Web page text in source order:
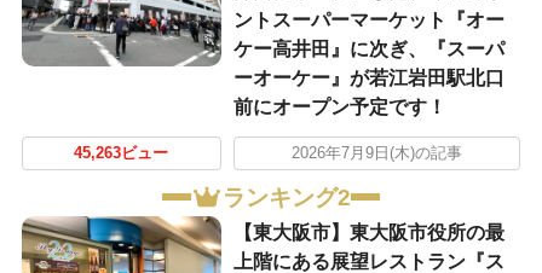
ントスーパーマーケット『オー
ケー高井田』に次ぎ、『スーパ
ーオーケー』が若江岩田駅北口
前にオープン予定です！
45,263ビュー 2026年7月9日(木)の記事
ランキング2
【東大阪市】東大阪市役所の最
上階にある展望レストラン『ス